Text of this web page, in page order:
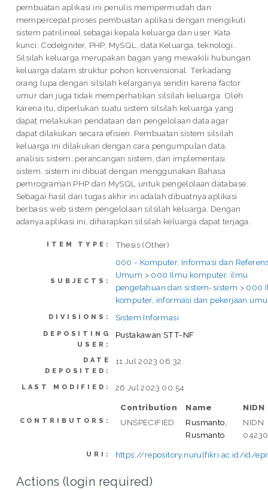
pembuatan aplikasi ini penulis mempermudah dan
mempercepat proses pembuatan aplikasi dengan mengikuti
sistem patrilineal sebagai kepala keluarga dan user. Kata
kunci: CodeIgniter, PHP, MySQL, data Keluarga, teknologi..
Silsilah keluarga merupakan bagan yang mewakili hubungan
keluarga dalam struktur pohon konvensional. Terkadang
orang lupa dengan silsilah kelarganya sendiri karena factor
umur dan juga tidak memperhatikan silsilah keluarga. Oleh
karena itu, diperlukan suatu sistem silsilah keluarga yang
dapat melakukan pendataan dan pengelolaan data agar
dapat dilakukan secara efisien. Pembuatan sistem silsilah
keluarga ini dilakukan dengan cara pengumpulan data,
analisis sistem, perancangan sistem, dan implementasi
sistem. sistem ini dibuat dengan menggunakan Bahasa
pemrograman PHP dan MySQL untuk pengelolaan database.
Sebagai hasil dari tugas akhir ini adalah dibuatnya aplikasi
berbasis web sistem pengelolaan silsilah keluarga. Dengan
adanya aplikasi ini, diharapkan silsilah keluarga dapat terjaga.
ITEM TYPE: Thesis (Other)
SUBJECTS:
000 - Komputer, Informasi dan
Umum > 000 Ilmu komputer, ilmu
pengetahuan dan sistem-sistem > 000
komputer, informasi dan pekerjaan
DIVISIONS: Sistem Informasi
DEPOSITING
USER:
Pustakawan STT-NF
DATE
DEPOSITED:
11 Jul 2023 06:32
LAST MODIFIED: 26 Jul 2023 00:54
CONTRIBUTORS:
Contribution Name
NIDN
UNSPECIFIED
Rusmanto,
Rusmanto
NIDN
URI: https://repository.nurulfikri.ac.id/id/
Actions (login required)